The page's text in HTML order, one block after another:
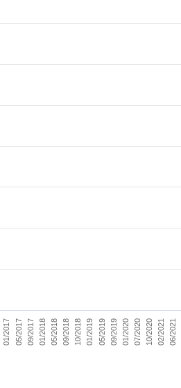
01/2017 05/2017 09/2017 01/2018 05/2018 09/2018 10/2018 01/2019 05/2019 09/2019 01/2020 07/2020 10/2020 02/2021 06/2021